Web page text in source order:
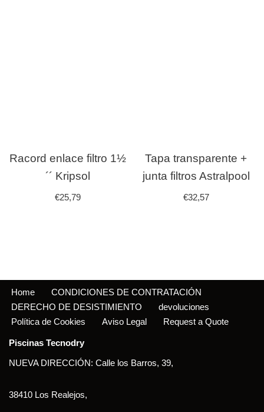
Racord enlace filtro 1½
´´ Kripsol
€25,79
Tapa transparente +
junta filtros Astralpool
€32,57
Home
CONDICIONES DE CONTRATACIÓN
DERECHO DE DESISTIMIENTO
devoluciones
Política de Cookies
Aviso Legal Request a Quote
Piscinas Tecnodry
NUEVA DIRECCIÓN: Calle los Barros, 39,
38410 Los Realejos,